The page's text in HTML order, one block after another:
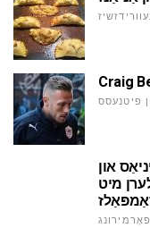
Craig
פיטנעסס
און
מיט
פאָרמירונג